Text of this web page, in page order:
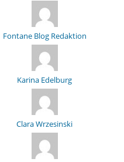
Fontane Blog Redaktion
Karina Edelburg
Clara Wrzesinski